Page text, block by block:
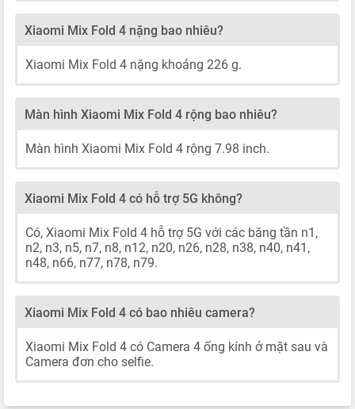
Xiaomi Mix Fold 4 nặng bao nhiêu?
Xiaomi Mix Fold 4 nặng khoảng 226 g.
Màn hình Xiaomi Mix Fold 4 rộng bao nhiêu?
Màn hình Xiaomi Mix Fold 4 rộng 7.98 inch.
Xiaomi Mix Fold 4 có hỗ trợ 5G không?
Có, Xiaomi Mix Fold 4 hỗ trợ 5G với các băng tần n1,
n2, n3, n5, n7, n8, n12, n20, n26, n28, n38, n40, n41,
n48, n66, n77, n78, n79.
Xiaomi Mix Fold 4 có bao nhiêu camera?
Xiaomi Mix Fold 4 có Camera 4 ống kính ở mặt sau và
Camera đơn cho selfie.